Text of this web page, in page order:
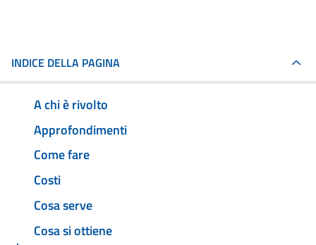
INDICE DELLA PAGINA
A chi è rivolto
Approfondimenti
Come fare
Costi
Cosa serve
Cosa si ottiene